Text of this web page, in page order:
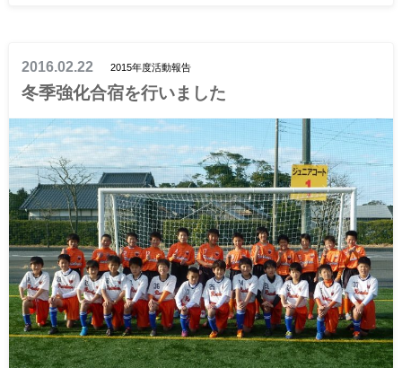
2016.02.22 2015年度活動報告
冬季強化合宿を行いました